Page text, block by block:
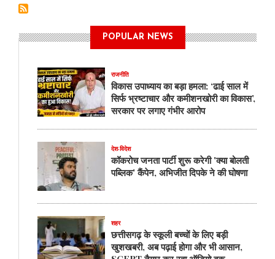
POPULAR NEWS
राजनीति
विकास उपाध्याय का बड़ा हमला: ‘ढाई साल में
सिर्फ भ्रष्टाचार और कमीशनखोरी का विकास’,
सरकार पर लगाए गंभीर आरोप
देश-विदेश
कॉकरोच जनता पार्टी शुरू करेगी 'क्या बोलती
पब्लिक' कैंपेन, अभिजीत दिपके ने की घोषणा
शहर
छत्तीसगढ़ के स्कूली बच्चों के लिए बड़ी
खुशखबरी, अब पढ़ाई होगा और भी आसान,